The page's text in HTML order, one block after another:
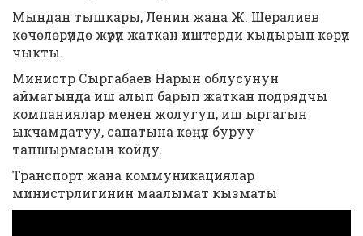
Мындан тышкары, Ленин жана Ж. Шералиев
көчөлөрүндө жүрүп жаткан иштерди кыдырып көрүп
чыкты.
Министр Сыргабаев Нарын облусунун
аймагында иш алып барып жаткан подрядчы
компаниялар менен жолугуп, иш ыргагын
ыкчамдатуу, сапатына көңүл буруу
тапшырмасын койду.
Транспорт жана коммуникациялар
министрлигинин маалымат кызматы